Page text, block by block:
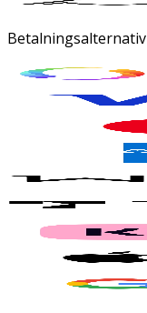
Betalningsalternativ